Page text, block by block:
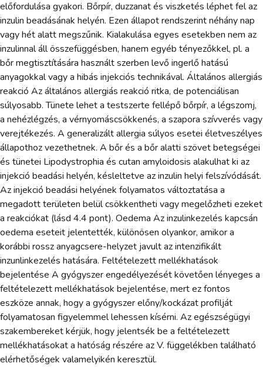
előfordulása gyakori. Bőrpír, duzzanat és viszketés léphet fel az
inzulin beadásának helyén. Ezen állapot rendszerint néhány nap
vagy hét alatt megszűnik. Kialakulása egyes esetekben nem az
inzulinnal áll összefüggésben, hanem egyéb tényezőkkel, pl. a
bőr megtisztítására használt szerben levő ingerlő hatású
anyagokkal vagy a hibás injekciós technikával. Általános allergiás
reakció Az általános allergiás reakció ritka, de potenciálisan
súlyosabb. Tünete lehet a testszerte fellépő bőrpír, a légszomj,
a nehézlégzés, a vérnyomáscsökkenés, a szapora szívverés vagy
verejtékezés. A generalizált allergia súlyos esetei életveszélyes
állapothoz vezethetnek. A bőr és a bőr alatti szövet betegségei
és tünetei Lipodystrophia és cutan amyloidosis alakulhat ki az
injekció beadási helyén, késleltetve az inzulin helyi felszívódását.
Az injekció beadási helyének folyamatos változtatása a
megadott területen belül csökkentheti vagy megelőzheti ezeket
a reakciókat (lásd 4.4 pont). Oedema Az inzulinkezelés kapcsán
oedema eseteit jelentették, különösen olyankor, amikor a
korábbi rossz anyagcsere-helyzet javult az intenzifikált
inzunlinkezelés hatására. Feltételezett mellékhatások
bejelentése A gyógyszer engedélyezését követően lényeges a
feltételezett mellékhatások bejelentése, mert ez fontos
eszköze annak, hogy a gyógyszer előny/kockázat profilját
folyamatosan figyelemmel lehessen kísérni. Az egészségügyi
szakembereket kérjük, hogy jelentsék be a feltételezett
mellékhatásokat a hatóság részére az V. függelékben található
elérhetőségek valamelyikén keresztül.